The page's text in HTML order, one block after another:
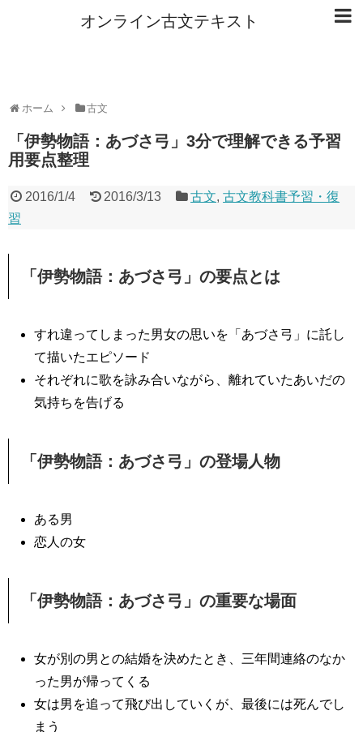
オンライン古文テキスト
ホーム 古文
「伊勢物語：あづさ弓」3分で理解できる予習
用要点整理
2016/1/4 2016/3/13 古文,古文教科書予習・復
習
「伊勢物語：あづさ弓」の要点とは
すれ違ってしまった男女の思いを「あづさ弓」に託し
て描いたエピソード
それぞれに歌を詠み合いながら、離れていたあいだの
気持ちを告げる
「伊勢物語：あづさ弓」の登場人物
ある男
恋人の女
「伊勢物語：あづさ弓」の重要な場面
女が別の男との結婚を決めたとき、三年間連絡のなか
った男が帰ってくる
女は男を追って飛び出していくが、最後には死んでし
まう